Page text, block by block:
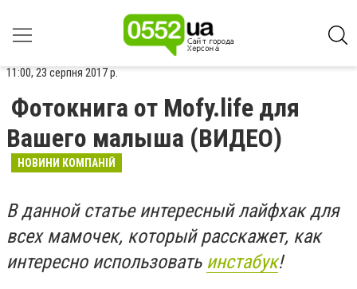
11:00, 23 серпня 2017 р.
Фотокнига от Mofy.life для
Вашего малыша (ВИДЕО)
НОВИНИ КОМПАНІЙ
В данной статье интересный лайфхак для
всех мамочек, который расскажет, как
интересно использовать инстабук!